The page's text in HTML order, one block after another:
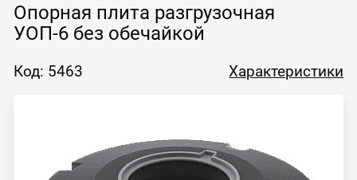
Опорная плита разгрузочная
УОП-6 без обечайкой
Код: 5463 Характеристики